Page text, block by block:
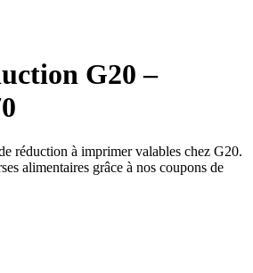
G20 –
réduction à imprimer valables chez G20.
alimentaires grâce à nos coupons de